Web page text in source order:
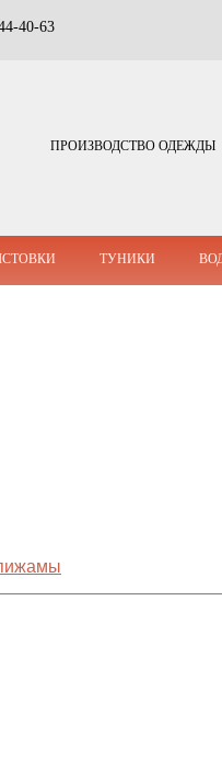
40-63
ПРОИЗВОДСТВО ОДЕЖДЫ
ТУНИКИ